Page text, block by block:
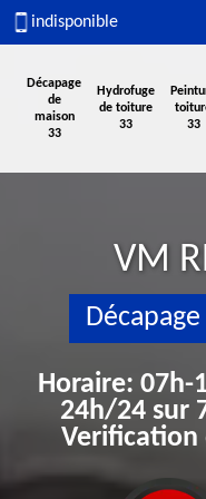
indisponible
Décapage
de
maison
33
Hydrofuge
de toiture
33
33
VM
Horaire: 07h-
24h/24 sur